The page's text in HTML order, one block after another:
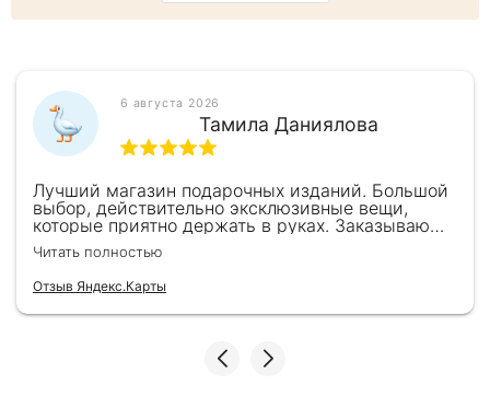
6 августа 2026
Тамила Даниялова
Лучший магазин подарочных изданий. Большой
выбор, действительно эксклюзивные вещи,
которые приятно держать в руках. Заказываю
здесь уже второй раз для бизнес-партнеров,
всегда всё безупречно — от общения с
консультантами до качества самих книг.
Однозначно рекомендую
Читать полностью
Отзыв Яндекс.Карты